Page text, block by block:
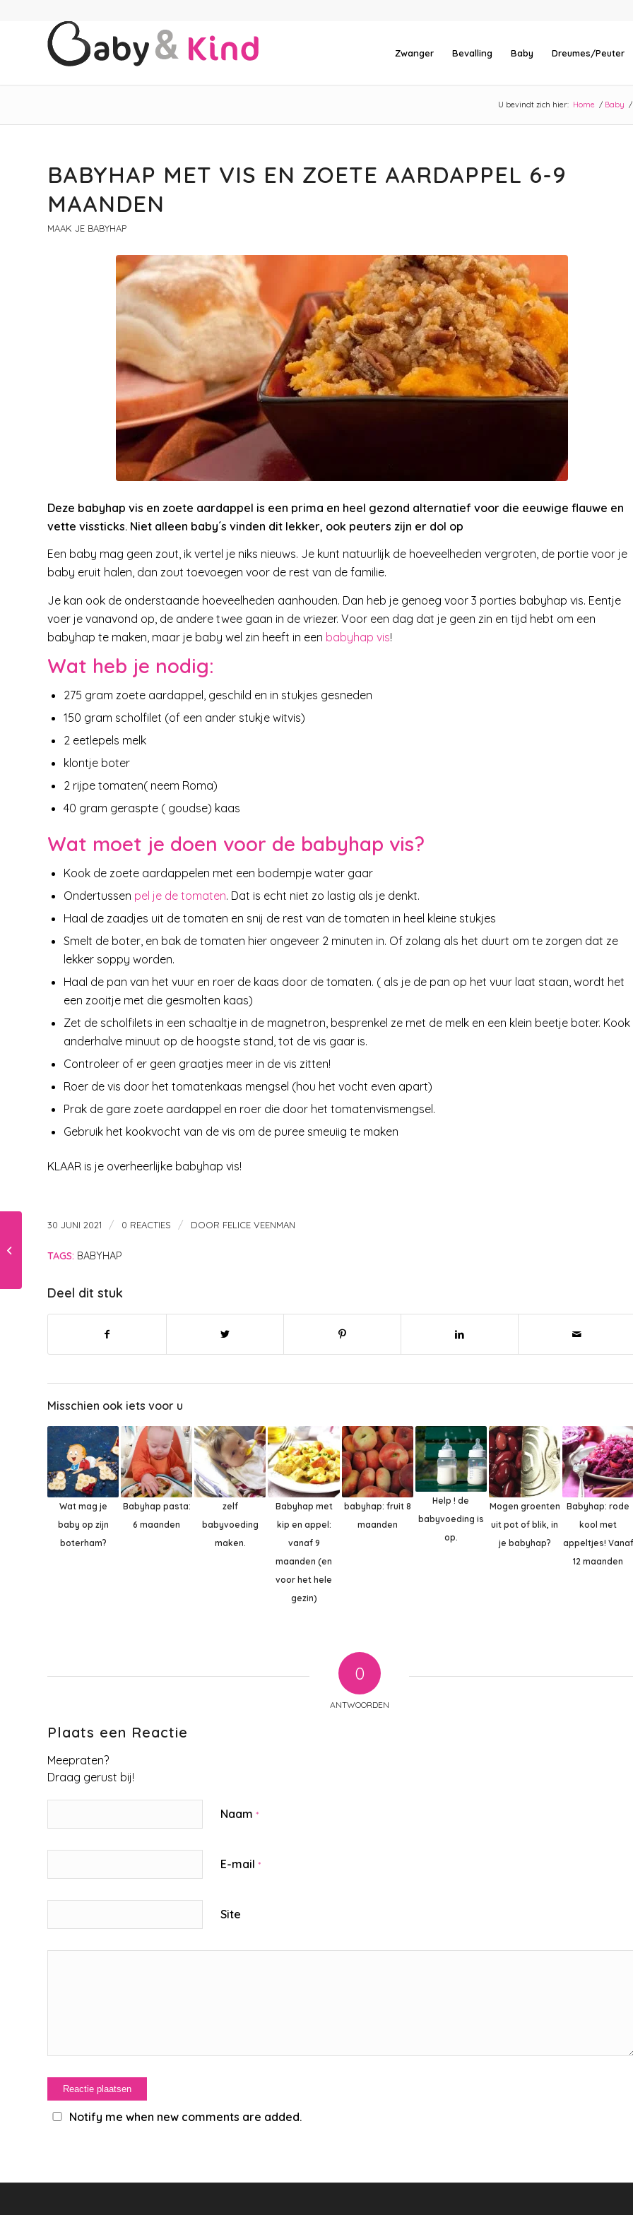
Zwanger Bevalling Baby Dreumes/Peuter
U bevindt zich hier: Home / Baby /
BABYHAP MET VIS EN ZOETE AARDAPPEL 6-9
MAANDEN
MAAK JE BABYHAP
Deze babyhap vis en zoete aardappel is een prima en heel gezond alternatief voor die eeuwige flauwe en
vette vissticks. Niet alleen baby´s vinden dit lekker, ook peuters zijn er dol op
Een baby mag geen zout, ik vertel je niks nieuws. Je kunt natuurlijk de hoeveelheden vergroten, de portie voor je
baby eruit halen, dan zout toevoegen voor de rest van de familie.
Je kan ook de onderstaande hoeveelheden aanhouden. Dan heb je genoeg voor 3 porties babyhap vis. Eentje
voer je vanavond op, de andere twee gaan in de vriezer. Voor een dag dat je geen zin en tijd hebt om een
babyhap te maken, maar je baby wel zin heeft in een babyhap vis!
Wat heb je nodig:
275 gram zoete aardappel, geschild en in stukjes gesneden
150 gram scholfilet (of een ander stukje witvis)
2 eetlepels melk
klontje boter
2 rijpe tomaten( neem Roma)
40 gram geraspte ( goudse) kaas
Wat moet je doen voor de babyhap vis?
Kook de zoete aardappelen met een bodempje water gaar
Ondertussen pel je de tomaten. Dat is echt niet zo lastig als je denkt.
Haal de zaadjes uit de tomaten en snij de rest van de tomaten in heel kleine stukjes
Smelt de boter, en bak de tomaten hier ongeveer 2 minuten in. Of zolang als het duurt om te zorgen dat ze
lekker soppy worden.
Haal de pan van het vuur en roer de kaas door de tomaten. ( als je de pan op het vuur laat staan, wordt het
een zooitje met die gesmolten kaas)
Zet de scholfilets in een schaaltje in de magnetron, besprenkel ze met de melk en een klein beetje boter. Kook
anderhalve minuut op de hoogste stand, tot de vis gaar is.
Controleer of er geen graatjes meer in de vis zitten!
Roer de vis door het tomatenkaas mengsel (hou het vocht even apart)
Prak de gare zoete aardappel en roer die door het tomatenvismengsel.
Gebruik het kookvocht van de vis om de puree smeuiig te maken
KLAAR is je overheerlijke babyhap vis!
30 JUNI 2021 / 0 REACTIES / DOOR FELICE VEENMAN
TAGS: BABYHAP
Deel dit stuk
Misschien ook iets voor u
Wat mag je
baby op zijn
boterham?
Babyhap pasta:
6 maanden
zelf
babyvoeding
maken.
Babyhap met
kip en appel:
vanaf 9
maanden (en
voor het hele
gezin)
babyhap: fruit 8
maanden
Help ! de
babyvoeding is
op.
Mogen groenten
uit pot of blik, in
je babyhap?
Babyhap: rode
kool met
appeltjes! Vanaf
12 maanden
0
ANTWOORDEN
Plaats een Reactie
Meepraten?
Draag gerust bij!
Naam *
E-mail *
Site
Notify me when new comments are added.
of juist niet?